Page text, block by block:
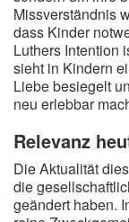
Missverständnis
dass Kinder
Luthers Intention
sieht in Kindern
Liebe besiegelt
neu erlebbar
Relevanz
Die Aktualität
die
geändert haben.